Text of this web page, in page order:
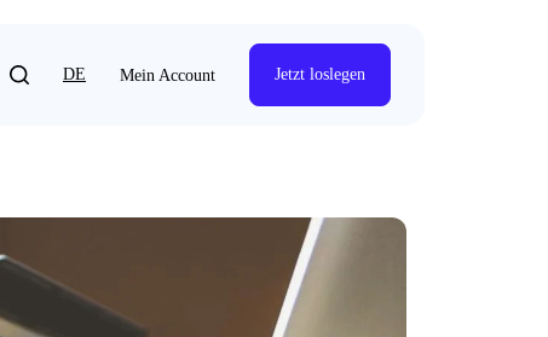
DE Mein Account Jetzt loslegen